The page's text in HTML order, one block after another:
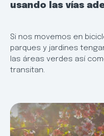
usando las vías
Si nos movemos en
parques y jardines
las áreas verdes así
transitan.